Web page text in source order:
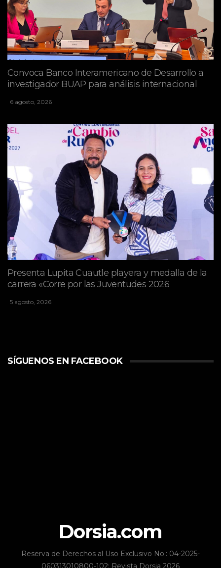
Convoca Banco Interamericano de Desarrollo a
investigador BUAP para análisis internacional
6 agosto, 2026
Presenta Lupita Cuautle playera y medalla de la
carrera «Corre por las Juventudes 2026
5 agosto, 2026
SÍGUENOS EN FACEBOOK
Dorsia.com
Reserva de Derechos al Uso Exclusivo No.: 04-2025-
060313010800-102; Revista Dorsia 2026